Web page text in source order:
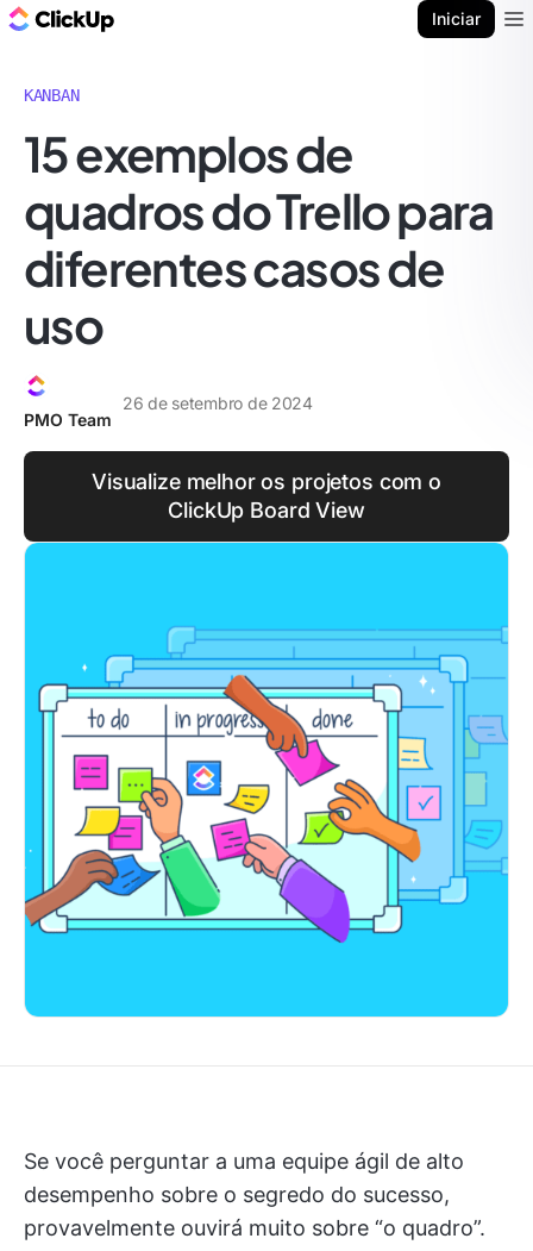
Iniciar
KANBAN
15 exemplos de
quadros do Trello para
diferentes casos de
uso
PMO Team
26 de setembro de 2024
Visualize melhor os projetos com o
ClickUp Board View
Se você perguntar a uma equipe ágil de alto
desempenho sobre o segredo do sucesso,
provavelmente ouvirá muito sobre “o quadro”.